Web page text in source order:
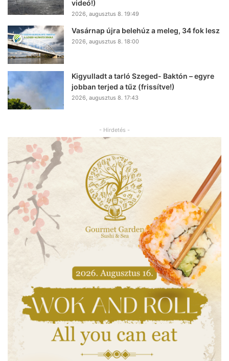
videó!)
2026, augusztus 8. 19:49
Vasárnap újra belehúz a meleg, 34 fok lesz
2026, augusztus 8. 18:00
Kigyulladt a tarló Szeged- Baktón – egyre
jobban terjed a tűz (frissítve!)
2026, augusztus 8. 17:43
- Hirdetés -